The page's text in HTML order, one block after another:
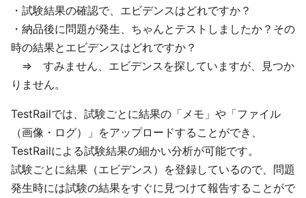
・試験結果の確認で、エビデンスはどれですか？
・納品後に問題が発生、ちゃんとテストしましたか？その
時の結果とエビデンスはどれですか？
⇒ すみません、エビデンスを探していますが、見つか
りません。
TestRailでは、試験ごとに結果の「メモ」や「ファイル
（画像・ログ）」をアップロードすることができ、
TestRailによる試験結果の細かい分析が可能です。
試験ごとに結果（エビデンス）を登録しているので、問題
発生時には試験の結果をすぐに見つけて報告することがで